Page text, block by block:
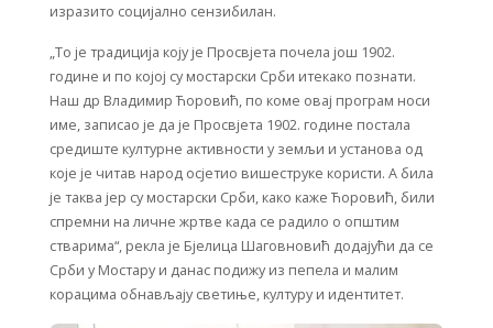
изразито социјално сензибилан.
„То је традиција коју је Просвјета почела још 1902.
године и по којој су мостарски Срби итекако познати.
Наш др Владимир Ћоровић, по коме овај програм носи
име, записао је да је Просвјета 1902. године постала
средиште културне активности у земљи и установа од
које је читав народ осјетио вишеструке користи. А била
је таква јер су мостарски Срби, како каже Ћоровић, били
спремни на личне жртве када се радило о општим
стварима“, рекла је Бјелица Шаговновић додајући да се
Срби у Мостару и данас подижу из пепела и малим
корацима обнављају светиње, културу и идентитет.